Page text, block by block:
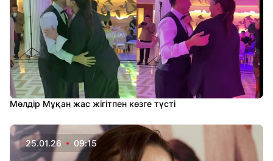
Мөлдір Мұқан жас жігітпен көзге түсті
25.01.26 09:15